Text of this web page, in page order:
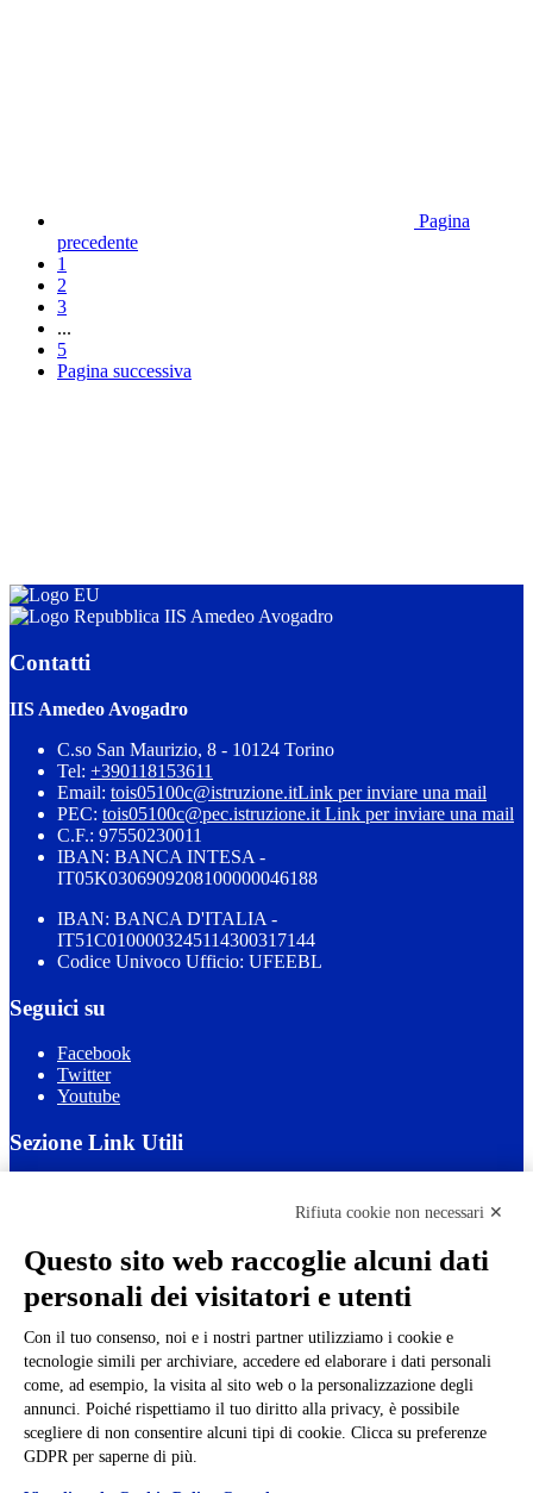
Pagina
precedente
1
2
3
...
5
Pagina successiva
IIS Amedeo Avogadro
Contatti
IIS Amedeo Avogadro
C.so San Maurizio, 8 - 10124 Torino
Tel: +390118153611
Email: tois05100c@istruzione.itLink per inviare una mail
PEC: tois05100c@pec.istruzione.it Link per inviare una mail
C.F.: 97550230011
IBAN: BANCA INTESA -
IT05K0306909208100000046188
IBAN: BANCA D'ITALIA -
IT51C0100003245114300317144
Codice Univoco Ufficio: UFEEBL
Seguici su
Facebook
Twitter
Youtube
Sezione Link Utili
Ufficio Relazioni con il Pubblico
Dichiarazione di accessibilità
Obiettivi di accessibilità
Gestione consensi cookie
Amministrazione trasparente
Pagina visualizzata
462880volte
Sezione Copyright
Rifiuta cookie non necessari ✕
Questo sito web raccoglie alcuni dati
personali dei visitatori e utenti
Con il tuo consenso, noi e i nostri partner utilizziamo i cookie e
tecnologie simili per archiviare, accedere ed elaborare i dati personali
come, ad esempio, la visita al sito web o la personalizzazione degli
annunci. Poiché rispettiamo il tuo diritto alla privacy, è possibile
scegliere di non consentire alcuni tipi di cookie. Clicca su preferenze
GDPR per saperne di più.